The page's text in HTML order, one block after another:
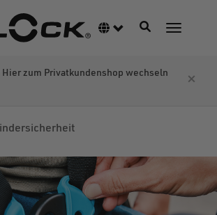
Sprachumschalter
Navigation
Hier zum Privatkundenshop wechseln
×